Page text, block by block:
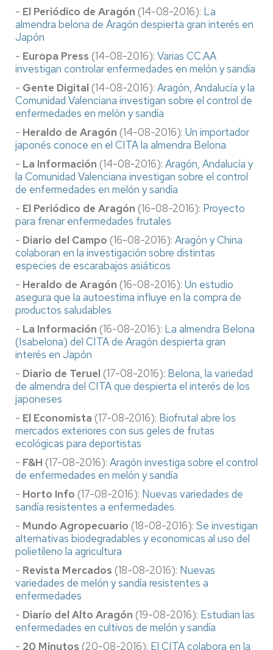
- El Periódico de Aragón (14-08-2016): La
almendra belona de Aragón despierta gran interés en
Japón
- Europa Press (14-08-2016): Varias CC.AA
investigan controlar enfermedades en melón y sandía
- Gente Digital (14-08-2016): Aragón, Andalucía y la
Comunidad Valenciana investigan sobre el control de
enfermedades en melón y sandía
- Heraldo de Aragón (14-08-2016): Un importador
japonés conoce en el CITA la almendra Belona
- La Información (14-08-2016): Aragón, Andalucía y
la Comunidad Valenciana investigan sobre el control
de enfermedades en melón y sandía
- El Periódico de Aragón (16-08-2016): Proyecto
para frenar enfermedades frutales
- Diario del Campo (16-08-2016): Aragón y China
colaboran en la investigación sobre distintas
especies de escarabajos asiáticos
- Heraldo de Aragón (16-08-2016): Un estudio
asegura que la autoestima influye en la compra de
productos saludables
- La Información (16-08-2016): La almendra Belona
(Isabelona) del CITA de Aragón despierta gran
interés en Japón
- Diario de Teruel (17-08-2016): Belona, la variedad
de almendra del CITA que despierta el interés de los
japoneses
- El Economista (17-08-2016): Biofrutal abre los
mercados exteriores con sus geles de frutas
ecológicas para deportistas
- F&H (17-08-2016): Aragón investiga sobre el control
de enfermedades en melón y sandía
- Horto Info (17-08-2016): Nuevas variedades de
sandía resistentes a enfermedades
- Mundo Agropecuario (18-08-2016): Se investigan
alternativas biodegradables y economicas al uso del
polietileno la agricultura
- Revista Mercados (18-08-2016): Nuevas
variedades de melón y sandía resistentes a
enfermedades
- Diario del Alto Aragón (19-08-2016): Estudian las
enfermedades en cultivos de melón y sandía
- 20 Minutos (20-08-2016): El CITA colabora en la